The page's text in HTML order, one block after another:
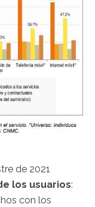
de 2021
los usuarios:
con los